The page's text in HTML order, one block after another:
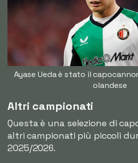
Ayase Ueda è stato il
olandese
Altri campionati
Questa è una selezione di
altri campionati più piccoli
2025/2026.